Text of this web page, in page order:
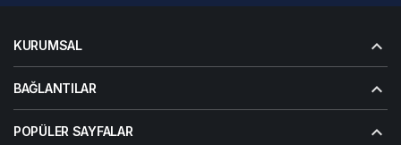
KURUMSAL
BAĞLANTILAR
POPÜLER SAYFALAR